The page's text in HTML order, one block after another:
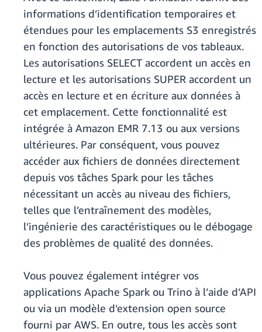
informations d’identification temporaires et
étendues pour les emplacements S3 enregistrés
en fonction des autorisations de vos tableaux.
Les autorisations SELECT accordent un accès en
lecture et les autorisations SUPER accordent un
accès en lecture et en écriture aux données à
cet emplacement. Cette fonctionnalité est
intégrée à Amazon EMR 7.13 ou aux versions
ultérieures. Par conséquent, vous pouvez
accéder aux fichiers de données directement
depuis vos tâches Spark pour les tâches
nécessitant un accès au niveau des fichiers,
telles que l’entraînement des modèles,
l’ingénierie des caractéristiques ou le débogage
des problèmes de qualité des données.
Vous pouvez également intégrer vos
applications Apache Spark ou Trino à l’aide d’API
ou via un modèle d’extension open source
fourni par AWS. En outre, tous les accès sont